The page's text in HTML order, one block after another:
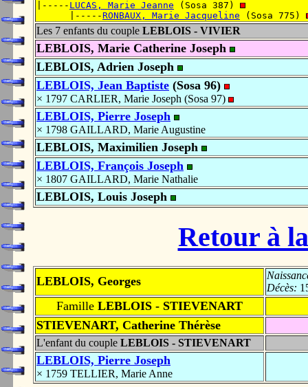
|----- LUCAS, Marie Jeanne (Sosa 387)
      |-----
RONBAUX, Marie Jacqueline (Sosa 775)
Les 7 enfants du couple LEBLOIS - VIVIER
LEBLOIS, Marie Catherine Joseph
LEBLOIS, Adrien Joseph
LEBLOIS, Jean Baptiste (Sosa 96)
× 1797 CARLIER, Marie Joseph (Sosa 97)
LEBLOIS, Pierre Joseph
× 1798 GAILLARD, Marie Augustine
LEBLOIS, Maximilien Joseph
LEBLOIS, François Joseph
× 1807 GAILLARD, Marie Nathalie
LEBLOIS, Louis Joseph
Retour à
LEBLOIS, Georges
Décès:
Famille LEBLOIS - STIEVENART
STIEVENART, Catherine Thérèse
L'enfant du couple LEBLOIS - STIEVENART
LEBLOIS, Pierre Joseph
× 1759 TELLIER, Marie Anne